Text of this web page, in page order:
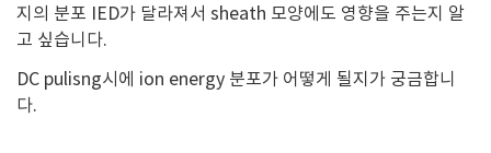
지의 분포 IED가 달라져서 sheath 모양에도 영향을 주는지 알
고 싶습니다.
DC pulisng시에 ion energy 분포가 어떻게 될지가 궁금합니
다.